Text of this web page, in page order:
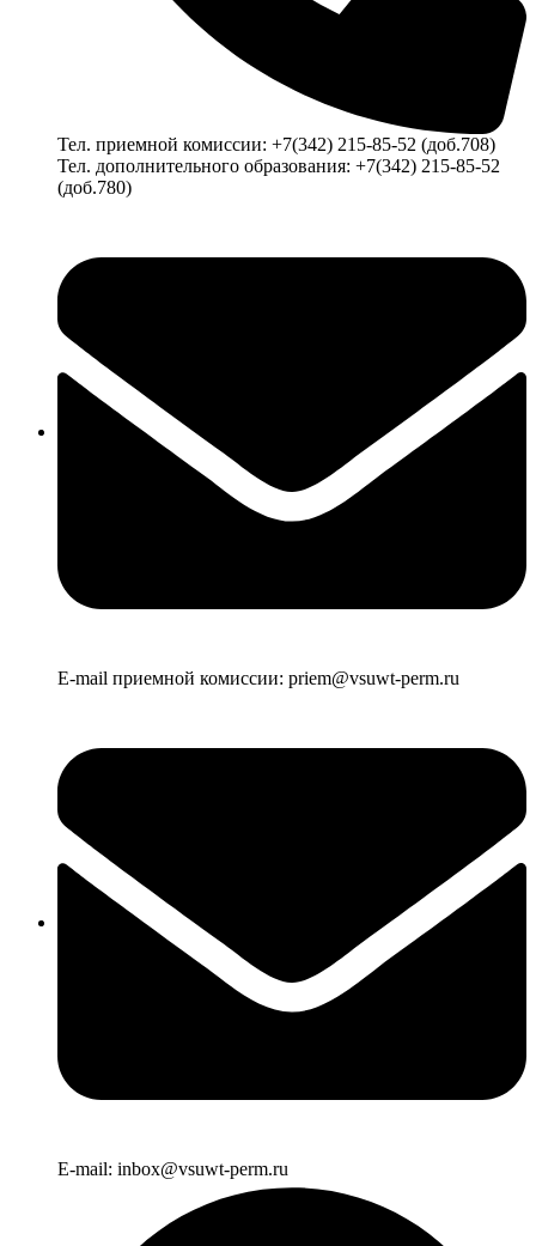
Тел. приемной комиссии: +7(342) 215-85-52 (доб.708)
Тел. дополнительного образования: +7(342) 215-85-52
(доб.780)
E-mail приемной комиссии: priem@vsuwt-perm.ru
E-mail: inbox@vsuwt-perm.ru